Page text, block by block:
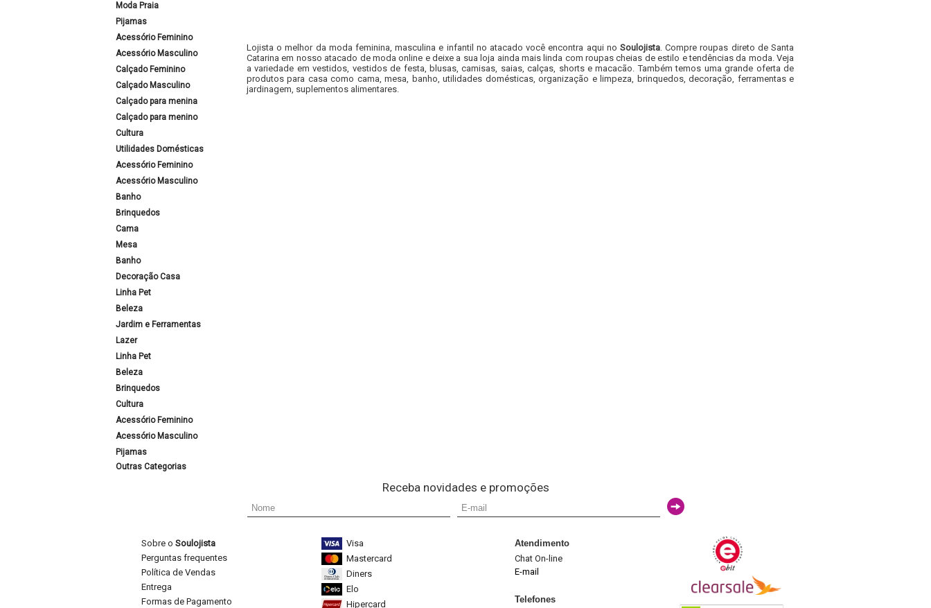
Moda Praia
Pijamas
Acessório Feminino
Acessório Masculino
Calçado Feminino
Calçado Masculino
Calçado para menina
Calçado para menino
Cultura
Utilidades Domésticas
Acessório Feminino
Acessório Masculino
Banho
Brinquedos
Cama
Mesa
Banho
Decoração Casa
Linha Pet
Beleza
Jardim e Ferramentas
Lazer
Linha Pet
Beleza
Brinquedos
Cultura
Acessório Feminino
Acessório Masculino
Pijamas
Outras Categorias
Lojista o melhor da moda feminina, masculina e infantil no atacado você encontra aqui no Soulojista. Compre roupas direto de Santa
Catarina em nosso atacado de moda online e deixe a sua loja ainda mais linda com roupas cheias de estilo e tendências da moda. Veja
a variedade em vestidos, vestidos de festa, blusas, camisas, saias, calças, shorts e macacão. Também temos uma grande oferta de
produtos para casa como cama, mesa, banho, utilidades domésticas, organização e limpeza, brinquedos, decoração, ferramentas e
jardinagem, suplementos alimentares.
Receba novidades e promoções
Sobre o Soulojista
Perguntas frequentes
Política de Vendas
Entrega
Formas de Pagamento
Visa
Mastercard
Diners
Elo
Hipercard
Atendimento
Chat On-line
E-mail
Telefones